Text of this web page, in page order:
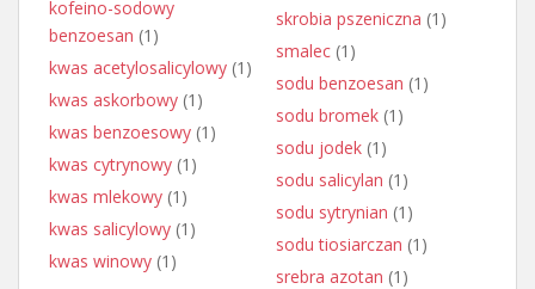
kofeino-sodowy
benzoesan (1)
kwas acetylosalicylowy (1)
kwas askorbowy (1)
kwas benzoesowy (1)
kwas cytrynowy (1)
kwas mlekowy (1)
kwas salicylowy (1)
kwas winowy (1)
skrobia pszeniczna (1)
smalec (1)
sodu benzoesan (1)
sodu bromek (1)
sodu jodek (1)
sodu salicylan (1)
sodu sytrynian (1)
sodu tiosiarczan (1)
srebra azotan (1)